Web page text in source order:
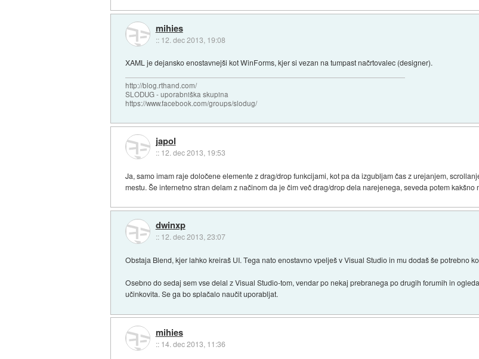
mihies
:: 12. dec 2013, 19:08
XAML je dejansko enostavnejši kot WinForms, kjer si vezan na tumpast načrtovalec (designer).
http://blog.rthand.com/
SLODUG - uporabniška skupina
https://www.facebook.com/groups/slodug/
japol
:: 12. dec 2013, 19:53
Ja, samo imam raje določene elemente z drag/drop funkcijami, kot pa da izgubljam čas z urejanjem,
mestu. Še internetno stran delam z načinom da je čim več drag/drop dela narejenega, seveda potem kakšno
dwinxp
:: 12. dec 2013, 23:07
Obstaja Blend, kjer lahko kreiraš UI. Tega nato enostavno vpelješ v Visual Studio in mu dodaš še potrebno
Osebno do sedaj sem vse delal z Visual Studio-tom, vendar po nekaj prebranega po drugih forumih in
učinkovita. Se ga bo splačalo naučit uporabljat.
mihies
:: 14. dec 2013, 11:36